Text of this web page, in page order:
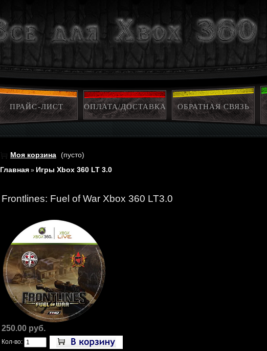
ПРАЙС-ЛИСТ ОПЛАТА/ДОСТАВКА ОБРАТНАЯ СВЯЗЬ
Моя корзина (пусто)
Главная » Игры Xbox 360 LT 3.0
Frontlines: Fuel of War Xbox 360 LT3.0
250.00 руб.
Кол-во: